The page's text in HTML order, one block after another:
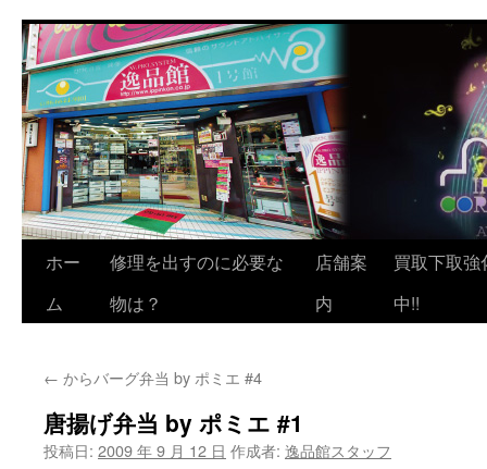
ホー
ム
修理を出すのに必要な
物は？
店舗案
内
買取下取強
中!!
← からバーグ弁当 by ポミエ #4
唐揚げ弁当 by ポミエ #1
投稿日: 2009 年 9 月 12 日 作成者: 逸品館スタッフ